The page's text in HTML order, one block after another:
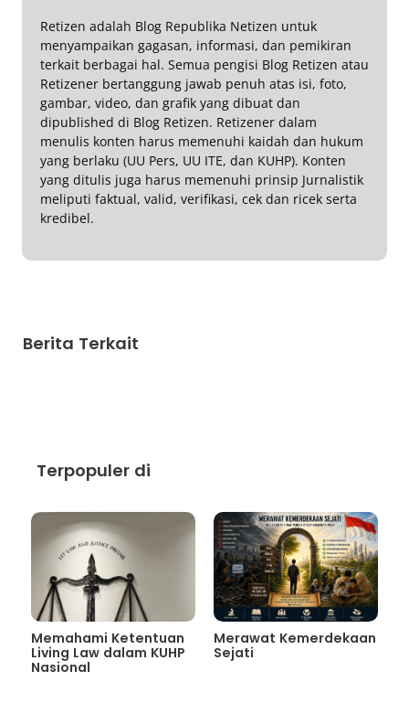
Retizen adalah Blog Republika Netizen untuk
menyampaikan gagasan, informasi, dan pemikiran
terkait berbagai hal. Semua pengisi Blog Retizen atau
Retizener bertanggung jawab penuh atas isi, foto,
gambar, video, dan grafik yang dibuat dan
dipublished di Blog Retizen. Retizener dalam
menulis konten harus memenuhi kaidah dan hukum
yang berlaku (UU Pers, UU ITE, dan KUHP). Konten
yang ditulis juga harus memenuhi prinsip Jurnalistik
meliputi faktual, valid, verifikasi, cek dan ricek serta
kredibel.
Berita Terkait
Terpopuler di
Memahami Ketentuan
Living Law dalam KUHP
Nasional
Merawat Kemerdekaan
Sejati